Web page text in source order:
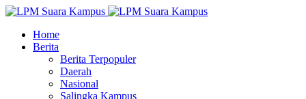
Home
Berita
Berita Terpopuler
Daerah
Nasional
Salingka Kampus